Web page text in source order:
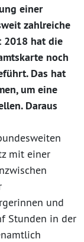
einer
zahlreiche
2018 hat die
noch
Das hat
um eine
Daraus
mit einer
und
Stunden in der